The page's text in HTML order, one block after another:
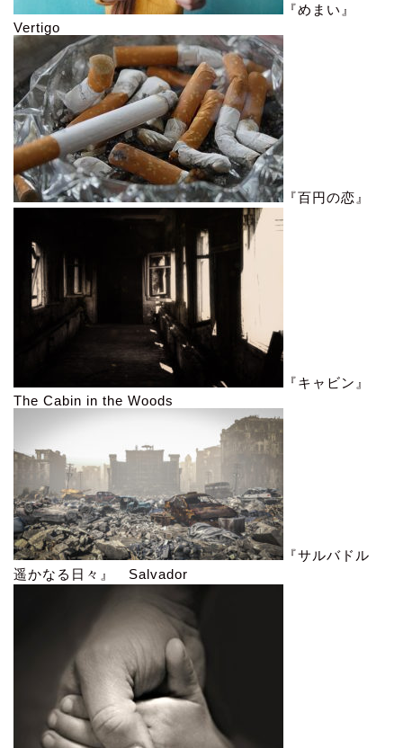
『めまい』
Vertigo
『百円の恋』
『キャビン』
The Cabin in the Woods
『サルバドル
遥かなる日々』 Salvador